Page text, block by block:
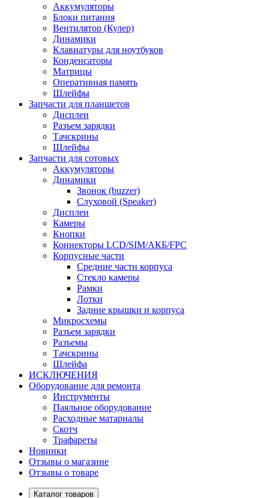
Аккумуляторы
Блоки питания
Вентилятор (Кулер)
Динамики
Клавиатуры для ноутбуков
Конденсаторы
Матрицы
Оперативная память
Шлейфы
Запчасти для планшетов
Дисплеи
Разъем зарядки
Тачскрины
Шлейфы
Запчасти для сотовых
Аккумуляторы
Динамики
Звонок (buzzer)
Слуховой (Speaker)
Дисплеи
Камеры
Кнопки
Коннекторы LCD/SIM/АКБ/FPC
Корпусные части
Средние части корпуса
Стекло камеры
Рамки
Лотки
Задние крышки и корпуса
Микросхемы
Разъем зарядки
Разъемы
Тачскрины
Шлейфа
ИСКЛЮЧЕНИЯ
Оборудование для ремонта
Инструменты
Паяльное оборудование
Расходные матариалы
Скотч
Трафареты
Новинки
Отзывы о магазине
Отзывы о товаре
Каталог товаров